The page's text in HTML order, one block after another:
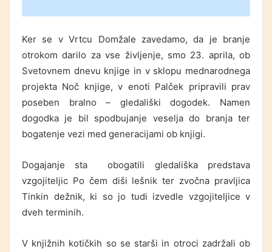
Ker se v Vrtcu Domžale zavedamo, da je branje
otrokom darilo za vse življenje, smo 23. aprila, ob
Svetovnem dnevu knjige in v sklopu mednarodnega
projekta Noč knjige, v enoti Palček pripravili prav
poseben bralno – gledališki dogodek. Namen
dogodka je bil spodbujanje veselja do branja ter
bogatenje vezi med generacijami ob knjigi.
Dogajanje sta obogatili gledališka predstava
vzgojiteljic Po čem diši lešnik ter zvočna pravljica
Tinkin dežnik, ki so jo tudi izvedle vzgojiteljice v
dveh terminih.
V knjižnih kotičkih so se starši in otroci zadržali ob